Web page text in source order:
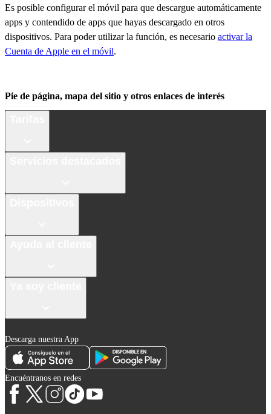
Es posible configurar el móvil para que descargue automáticamente
apps y contendido de apps que hayas descargado en otros
dispositivos. Para poder utilizar la función, es necesario activar la
Cuenta de Apple en el móvil.
Pie de página, mapa del sitio y otros enlaces de interés
Descarga nuestra App
Encuéntranos en redes